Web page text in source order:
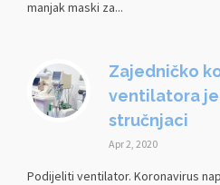
manjak maski za...
Zajedničko
ventilatora
stručnjaci
Apr 2, 2020
Podijeliti ventilator. Koronavirus